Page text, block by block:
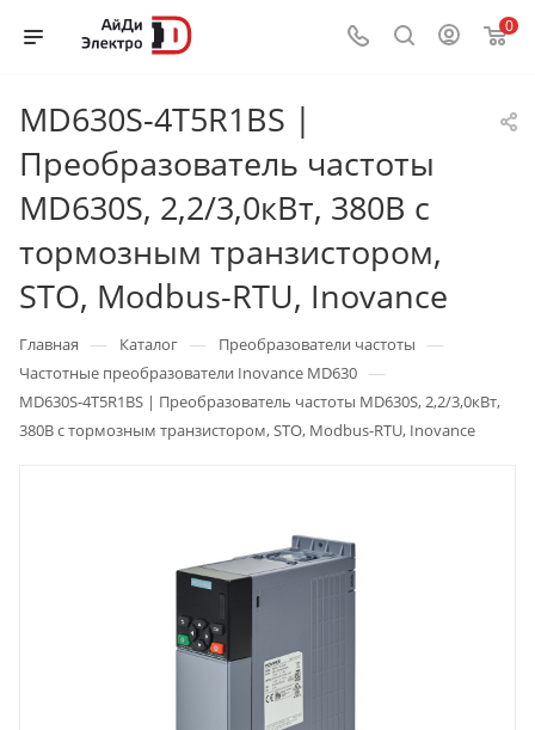
0
MD630S-4T5R1BS |
Преобразователь частоты
MD630S, 2,2/3,0кВт, 380В с
тормозным транзистором,
STO, Modbus-RTU, Inovance
Главная — Каталог — Преобразователи частоты —
Частотные преобразователи Inovance MD630 —
MD630S-4T5R1BS | Преобразователь частоты MD630S, 2,2/3,0кВт,
380В с тормозным транзистором, STO, Modbus-RTU, Inovance